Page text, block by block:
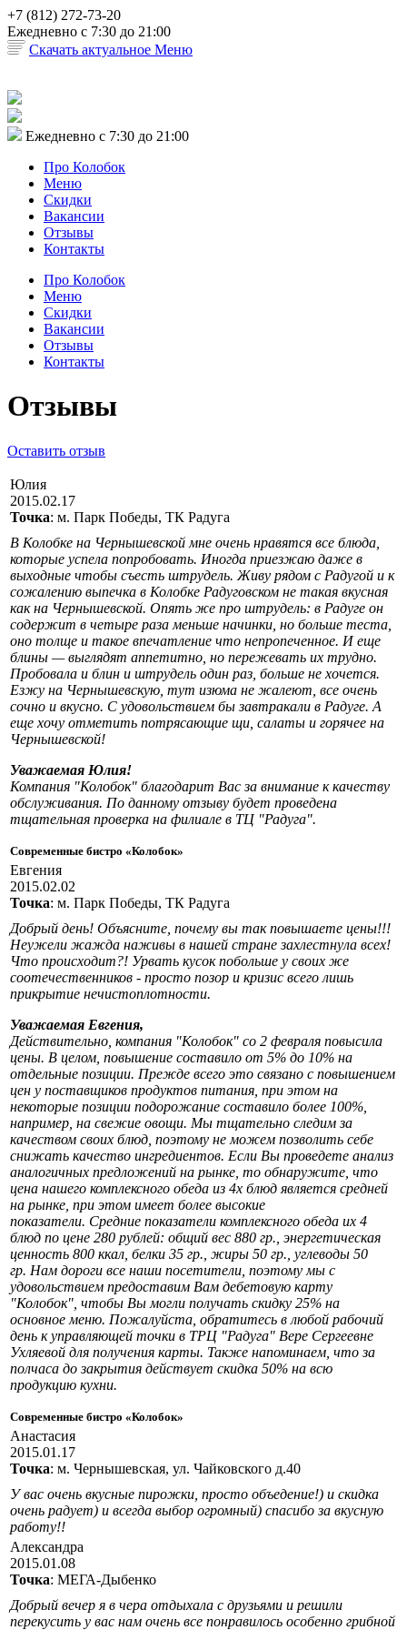
+7 (812) 272-73-20
Ежедневно c 7:30 до 21:00
Скачать актуальное Меню
Ежедневно c 7:30 до 21:00
Про Колобок
Меню
Скидки
Вакансии
Отзывы
Контакты
Про Колобок
Меню
Скидки
Вакансии
Отзывы
Контакты
Отзывы
Оставить отзыв
Юлия
2015.02.17
Точка: м. Парк Победы, ТК Радуга
В Колобке на Чернышевской мне очень нравятся все блюда,
которые успела попробовать. Иногда приезжаю даже в
выходные чтобы съесть штрудель. Живу рядом с Радугой и к
сожалению выпечка в Колобке Радуговском не такая вкусная
как на Чернышевской. Опять же про штрудель: в Радуге он
содержит в четыре раза меньше начинки, но больше теста,
оно толще и такое впечатление что непропеченное. И еще
блины — выглядят аппетитно, но пережевать их трудно.
Пробовала и блин и штрудель один раз, больше не хочется.
Езжу на Чернышевскую, тут изюма не жалеют, все очень
сочно и вкусно. С удовольствием бы завтракали в Радуге. А
еще хочу отметить потрясающие щи, салаты и горячее на
Чернышевской!
Уважаемая Юлия!
Компания "Колобок" благодарит Вас за внимание к качеству
обслуживания. По данному отзыву будет проведена
тщательная проверка на филиале в ТЦ "Радуга".
Современные бистро «Колобок»
Евгения
2015.02.02
Точка: м. Парк Победы, ТК Радуга
Добрый день! Объясните, почему вы так повышаете цены!!!
Неужели жажда наживы в нашей стране захлестнула всех!
Что происходит?! Урвать кусок побольше у своих же
соотечественников - просто позор и кризис всего лишь
прикрытие нечистоплотности.
Уважаемая Евгения,
Действительно, компания "Колобок" со 2 февраля повысила
цены. В целом, повышение составило от 5% до 10% на
отдельные позиции. Прежде всего это связано с повышением
цен у поставщиков продуктов питания, при этом на
некоторые позиции подорожание составило более 100%,
например, на свежие овощи. Мы тщательно следим за
качеством своих блюд, поэтому не можем позволить себе
снижать качество ингредиентов. Если Вы проведете анализ
аналогичных предложений на рынке, то обнаружите, что
цена нашего комплексного обеда из 4х блюд является средней
на рынке, при этом имеет более высокие
показатели. Средние показатели комплексного обеда их 4
блюд по цене 280 рублей: общий вес 880 гр., энергетическая
ценность 800 ккал, белки 35 гр., жиры 50 гр., углеводы 50
гр. Нам дороги все наши посетители, поэтому мы с
удовольствием предоставим Вам дебетовую карту
"Колобок", чтобы Вы могли получать скидку 25% на
основное меню. Пожалуйста, обратитесь в любой рабочий
день к управляющей точки в ТРЦ "Радуга" Вере Сергеевне
Ухляевой для получения карты. Также напоминаем, что за
полчаса до закрытия действует скидка 50% на всю
продукцию кухни.
Современные бистро «Колобок»
Анастасия
2015.01.17
Точка: м. Чернышевская, ул. Чайковского д.40
У вас очень вкусные пирожки, просто объедение!) и скидка
очень радует) и всегда выбор огромный) спасибо за вкусную
работу!!
Александра
2015.01.08
Точка: МЕГА-Дыбенко
Добрый вечер я в чера отдыхала с друзьями и решили
перекусить у вас нам очень все понравилось особенно грибной